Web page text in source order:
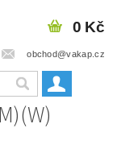
obchod@vakap.cz
0 Kč